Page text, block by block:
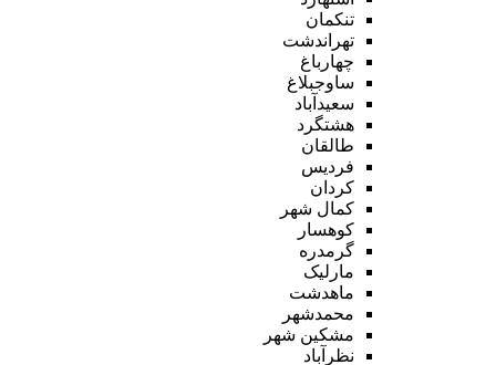
تنکمان
تهراندشت
چهارباغ
ساوجبلاغ
سعیدآباد
هشتگرد
طالقان
فردیس
کردان
کمال شهر
کوهسار
گرمدره
مارلیک
ماهدشت
محمدشهر
مشکین شهر
نظرآباد